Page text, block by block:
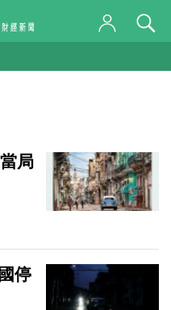
局
停